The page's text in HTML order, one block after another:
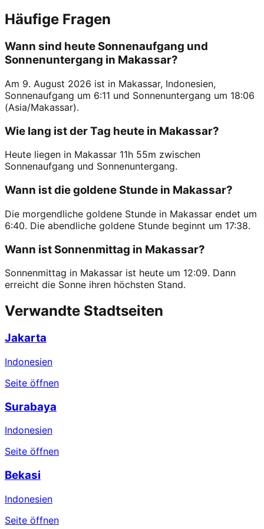
Häufige Fragen
Wann sind heute Sonnenaufgang und
Sonnenuntergang in Makassar?
Am 9. August 2026 ist in Makassar, Indonesien,
Sonnenaufgang um 6:11 und Sonnenuntergang um 18:06
(Asia/Makassar).
Wie lang ist der Tag heute in Makassar?
Heute liegen in Makassar 11h 55m zwischen
Sonnenaufgang und Sonnenuntergang.
Wann ist die goldene Stunde in Makassar?
Die morgendliche goldene Stunde in Makassar endet um
6:40. Die abendliche goldene Stunde beginnt um 17:38.
Wann ist Sonnenmittag in Makassar?
Sonnenmittag in Makassar ist heute um 12:09. Dann
erreicht die Sonne ihren höchsten Stand.
Verwandte Stadtseiten
Jakarta
Indonesien
Seite öffnen
Surabaya
Indonesien
Seite öffnen
Bekasi
Indonesien
Seite öffnen